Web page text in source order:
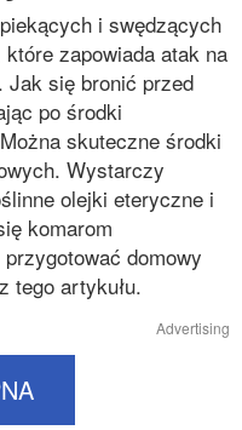
i swędzących
zapowiada atak na
Jak się bronić przed
po środki
skuteczne środki
Wystarczy
olejki eteryczne i
komarom
domowy
tego artykułu.
Advertising